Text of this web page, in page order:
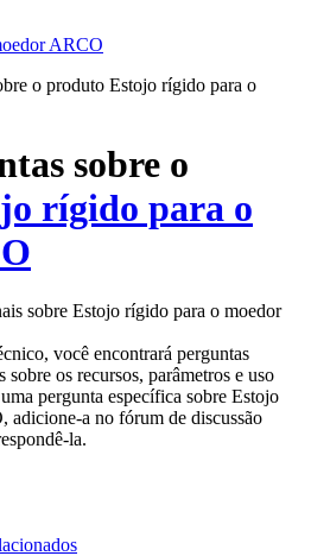
ARCO
sobre o
rígido para o
sobre Estojo rígido para o moedor
você encontrará perguntas
os recursos, parâmetros e uso
pergunta específica sobre Estojo
adicione-a no fórum de discussão
la.